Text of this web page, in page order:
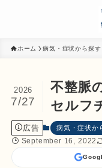
ホーム 病気・症状から探す
不整脈
セルフ
2026
7/27
広告 病気・症状か
September 16, 2022